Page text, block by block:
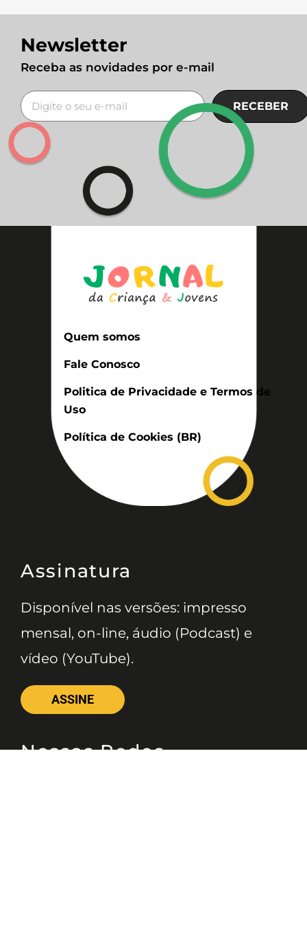
Newsletter
Receba as novidades por e-mail
RECEBER
Quem somos
Fale Conosco
Politica de Privacidade e Termos de
Uso
Política de Cookies (BR)
Assinatura
Disponível nas versões: impresso
mensal, on-line, áudio (Podcast) e
vídeo (YouTube).
ASSINE
Nossas Redes